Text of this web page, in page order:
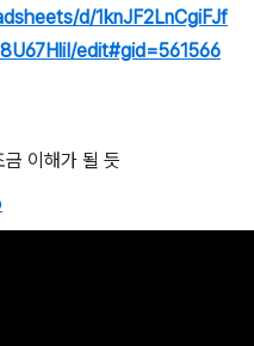
d/1knJF2LnCgiFJf
edit#gid=561566
이해가 될 듯